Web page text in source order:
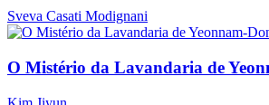
Sveva Casati Modignani
O Mistério da Lavandaria de